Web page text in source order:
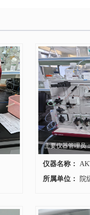
主要仪器管理员
仪器名称：
所属单位： 院